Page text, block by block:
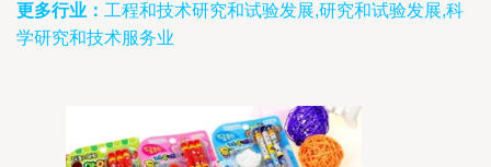
更多行业： 工程和技术研究和试验发展,研究和试验发展,科
学研究和技术服务业